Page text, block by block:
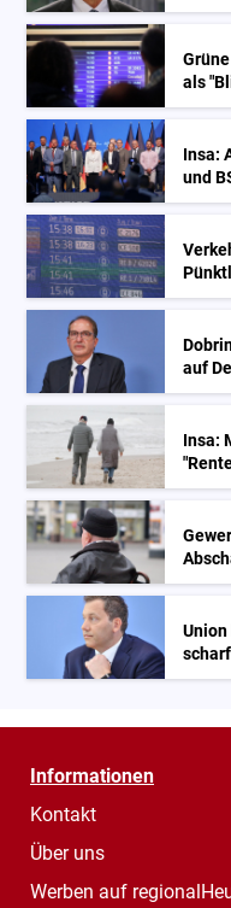
als
Insa:
und
auf
Insa:
scharf
Informationen
Kontakt
Über uns
Werben auf